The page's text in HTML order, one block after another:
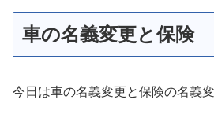
車の名義変更と保険
今日は車の名義変更と保険の名義